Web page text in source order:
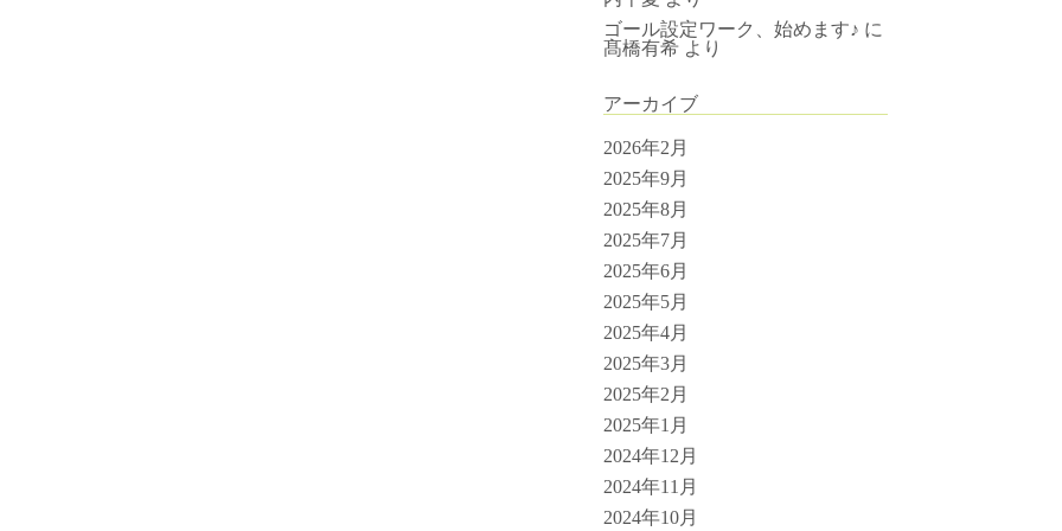
ゴール設定ワーク、始めます♪ に
髙橋有希 より
アーカイブ
2026年2月
2025年9月
2025年8月
2025年7月
2025年6月
2025年5月
2025年4月
2025年3月
2025年2月
2025年1月
2024年12月
2024年11月
2024年10月